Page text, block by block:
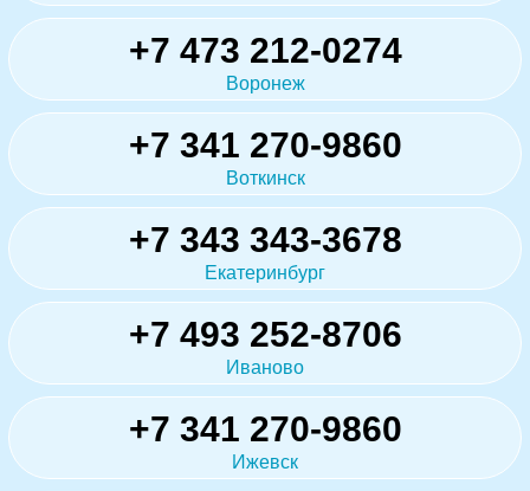
+7 473 212-0274
Воронеж
+7 341 270-9860
Воткинск
+7 343 343-3678
Екатеринбург
+7 493 252-8706
Иваново
+7 341 270-9860
Ижевск